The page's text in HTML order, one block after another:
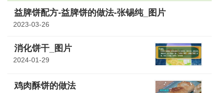
益脾饼配方-益脾饼的做法-张锡纯_图片
2023-03-26
消化饼干_图片
2024-01-29
鸡肉酥饼的做法